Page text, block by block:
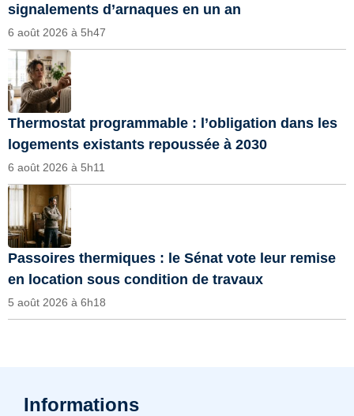
signalements d’arnaques en un an
6 août 2026 à 5h47
Thermostat programmable : l’obligation dans les
logements existants repoussée à 2030
6 août 2026 à 5h11
Passoires thermiques : le Sénat vote leur remise
en location sous condition de travaux
5 août 2026 à 6h18
Informations